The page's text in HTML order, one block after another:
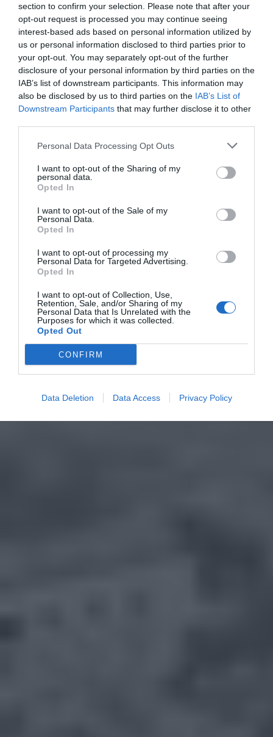
section to confirm your selection. Please note that after your
opt-out request is processed you may continue seeing
interest-based ads based on personal information utilized by
us or personal information disclosed to third parties prior to
your opt-out. You may separately opt-out of the further
disclosure of your personal information by third parties on the
IAB’s list of downstream participants. This information may
also be disclosed by us to third parties on the IAB’s List of
Downstream Participants that may further disclose it to other
Personal Data Processing Opt Outs
I want to opt-out of the Sharing of my
personal data.
Opted In
I want to opt-out of the Sale of my
Personal Data.
Opted In
I want to opt-out of processing my
Personal Data for Targeted Advertising.
Opted In
I want to opt-out of Collection, Use,
Retention, Sale, and/or Sharing of my
Personal Data that Is Unrelated with the
Purposes for which it was collected.
Opted Out
CONFIRM
Data Deletion Data Access Privacy Policy